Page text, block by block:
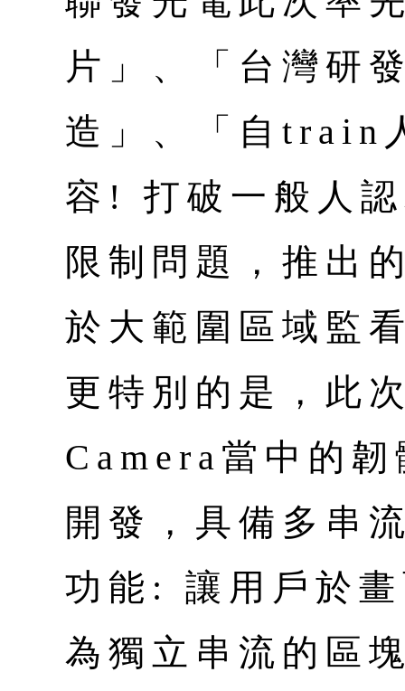
片」、「台灣研
造」、「自train
容! 打破一般人
限制問題，推出
於大範圍區域監
更特別的是，此
Camera當中的
開發，具備多串
功能: 讓用戶於
為獨立串流的區